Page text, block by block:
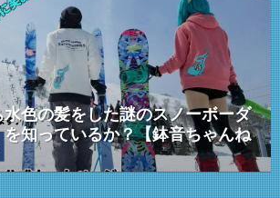
色の髪をした謎のスノーボーダ
知っているか？【鉢音ちゃんね